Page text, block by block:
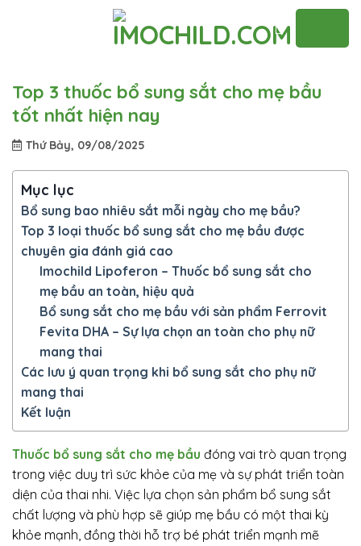
Top 3 thuốc bổ sung sắt cho mẹ bầu
tốt nhất hiện nay
Thứ Bảy, 09/08/2025
Mục lục
Bổ sung bao nhiêu sắt mỗi ngày cho mẹ bầu?
Top 3 loại thuốc bổ sung sắt cho mẹ bầu được
chuyên gia đánh giá cao
Imochild Lipoferon – Thuốc bổ sung sắt cho
mẹ bầu an toàn, hiệu quả
Bổ sung sắt cho mẹ bầu với sản phẩm Ferrovit
Fevita DHA – Sự lựa chọn an toàn cho phụ nữ
mang thai
Các lưu ý quan trọng khi bổ sung sắt cho phụ nữ
mang thai
Kết luận
Thuốc bổ sung sắt cho mẹ bầu đóng vai trò quan trọng
trong việc duy trì sức khỏe của mẹ và sự phát triển toàn
diện của thai nhi. Việc lựa chọn sản phẩm bổ sung sắt
chất lượng và phù hợp sẽ giúp mẹ bầu có một thai kỳ
khỏe mạnh, đồng thời hỗ trợ bé phát triển mạnh mẽ